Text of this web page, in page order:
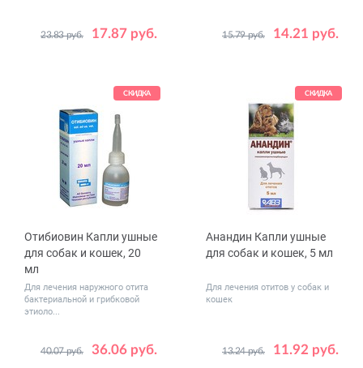
17.87 руб.
23.83 руб. 14.21 руб.
15.79 руб.
СКИДКА
Отибиовин Капли ушные
для собак и кошек, 20
мл
Для лечения наружного отита
бактериальной и грибковой
этиоло...
36.06 руб.
40.07 руб.
СКИДКА
Анандин Капли ушные
для собак и кошек, 5 мл
Для лечения отитов у собак и
кошек
11.92 руб.
13.24 руб.